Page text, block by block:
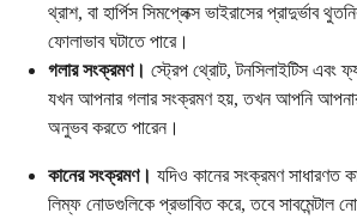
থ্রাশ, বা হার্পিস সিমপ্লেক্স ভাইরাসের প্রাদুর্ভাব
ফোলাভাব ঘটাতে পারে।
গলার সংক্রমণ। স্ট্রেপ থ্রোট, টনসিলাইটিস এবং
যখন আপনার গলার সংক্রমণ হয়, তখন আপনি
অনুভব করতে পারেন।
কানের সংক্রমণ। যদিও কানের সংক্রমণ সাধারণত
লিম্ফ নোডগুলিকে প্রভাবিত করে, তবে